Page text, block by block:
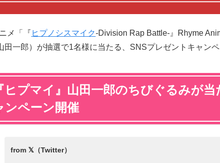
メ「『 ヒプノシスマイク-Division Rap Battle-』Rhyme
田一郎）が抽選で1名様に当たる、SNSプレゼントキャンペ
ヒプマイ』山田一郎のちびぐるみが当
ンペーン開催